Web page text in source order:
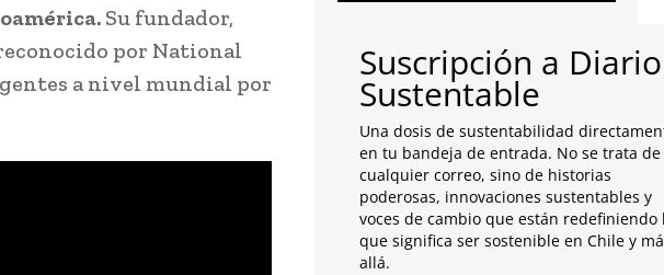
Su fundador,
por National
a nivel mundial por
Suscripción a Diario
Sustentable
Una dosis de sustentabilidad
en tu bandeja de entrada. No se trata de
cualquier correo, sino de historias
poderosas, innovaciones sustentables y
voces de cambio que están redefiniendo
que significa ser sostenible en Chile y
allá.